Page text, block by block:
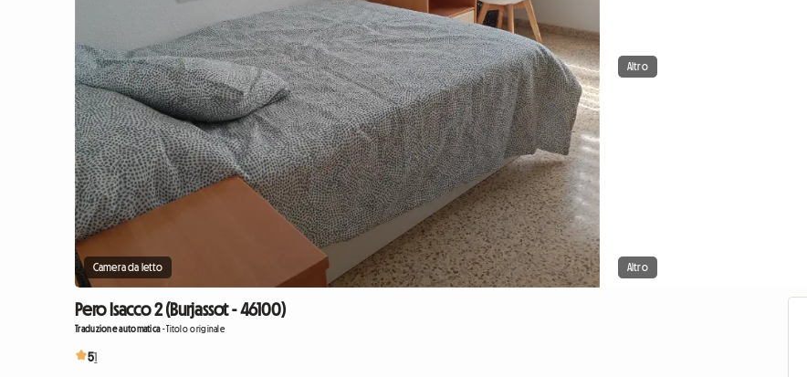
Camera da letto
Altro
Altro
Pero Isacco 2 (Burjassot - 46100)
Traduzione automatica-Titolo originale
51